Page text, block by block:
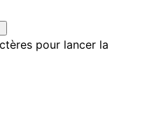
pour lancer la